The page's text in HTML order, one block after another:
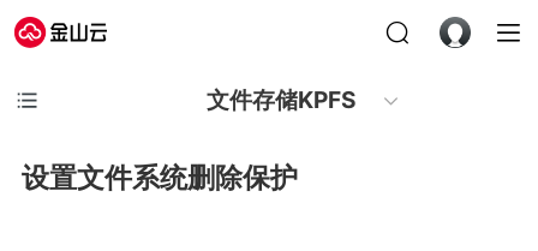
文件存储KPFS
设置文件系统删除保护